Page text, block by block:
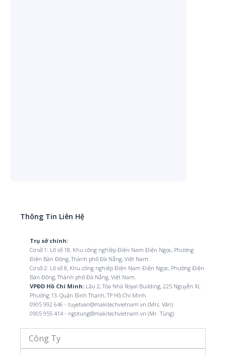
Thông Tin Liên Hệ
Trụ sở chính:
Cơ sở 1: Lô số 18, Khu công nghiệp Điện Nam Điện Ngọc, Phường
Điện Bàn Đông, Thành phố Đà Nẵng, Việt Nam.
Cơ sở 2: Lô số 8, Khu công nghiệp Điện Nam Điện Ngọc, Phường Điện
Bàn Đông, Thành phố Đà Nẵng, Việt Nam.
VPĐD Hồ Chí Minh:Lầu 2, Tòa Nhà Royal Building, 225 Nguyễn Xí,
Phường 13, Quận Bình Thạnh, TP Hồ Chí Minh
0905 992 646 - tuyetvan@makitechvietnam.vn (Mrs. Vân)
0905 955 414 - ngotung@makitechvietnam.vn (Mr. Tùng)